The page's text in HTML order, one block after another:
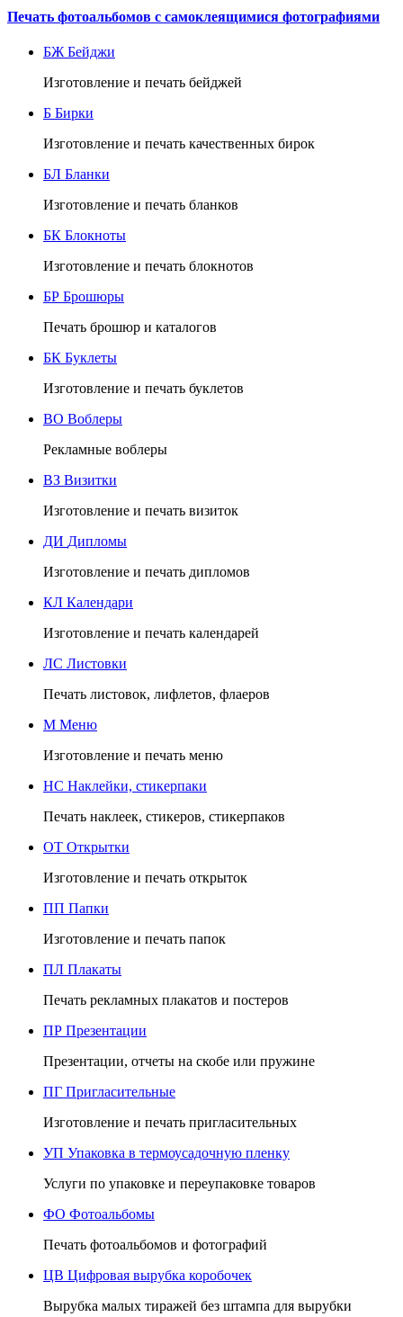
Печать фотоальбомов с самоклеящимися фотографиями
БЖ Бейджи
Изготовление и печать бейджей
Б Бирки
Изготовление и печать качественных бирок
БЛ Бланки
Изготовление и печать бланков
БК Блокноты
Изготовление и печать блокнотов
БР Брошюры
Печать брошюр и каталогов
БК Буклеты
Изготовление и печать буклетов
ВО Воблеры
Рекламные воблеры
ВЗ Визитки
Изготовление и печать визиток
ДИ Дипломы
Изготовление и печать дипломов
КЛ Календари
Изготовление и печать календарей
ЛС Листовки
Печать листовок, лифлетов, флаеров
М Меню
Изготовление и печать меню
НС Наклейки, стикерпаки
Печать наклеек, стикеров, стикерпаков
ОТ Открытки
Изготовление и печать открыток
ПП Папки
Изготовление и печать папок
ПЛ Плакаты
Печать рекламных плакатов и постеров
ПР Презентации
Презентации, отчеты на скобе или пружине
ПГ Пригласительные
Изготовление и печать пригласительных
УП Упаковка в термоусадочную пленку
Услуги по упаковке и переупаковке товаров
ФО Фотоальбомы
Печать фотоальбомов и фотографий
ЦВ Цифровая вырубка коробочек
Вырубка малых тиражей без штампа для вырубки